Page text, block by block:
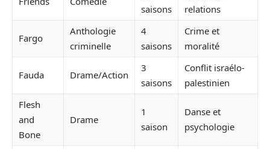
saisons
relations
Fargo
Anthologie
criminelle
4
saisons
Crime et
moralité
Fauda Drame/Action
3
saisons
Conflit israélo-
palestinien
Flesh
and
Bone
Drame
1
saison
Danse et
psychologie